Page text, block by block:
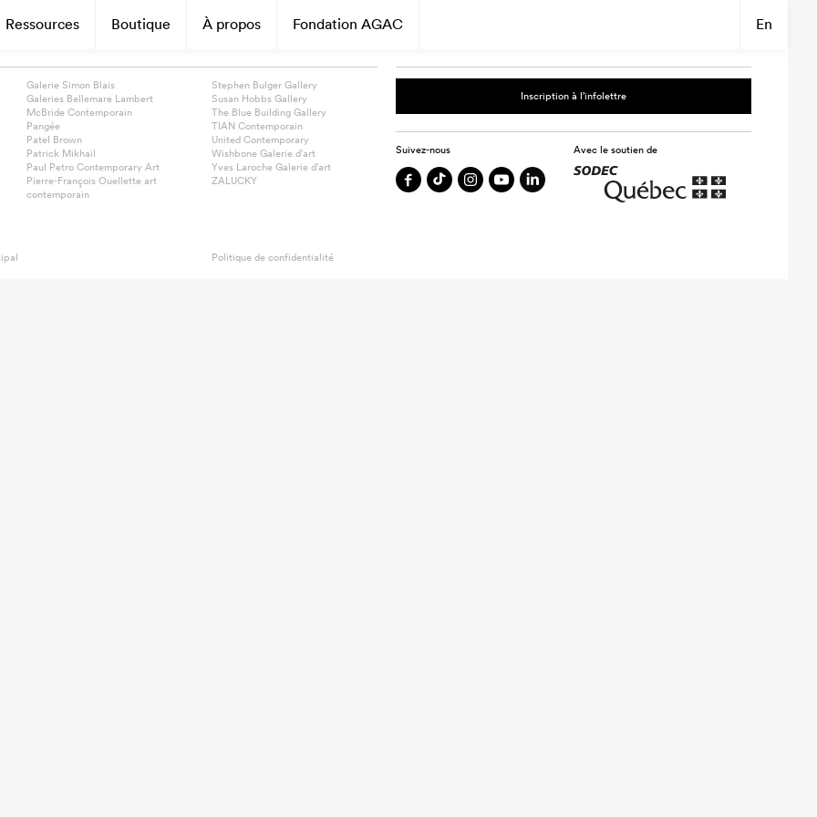
Ressources Boutique À propos Fondation AGAC En
Galerie Simon Blais
Galeries Bellemare Lambert
McBride Contemporain
Pangée
Patel Brown
Patrick Mikhail
Paul Petro Contemporary Art
Pierre-François Ouellette art
contemporain
Stephen Bulger Gallery
Susan Hobbs Gallery
The Blue Building Gallery
TIAN Contemporain
United Contemporary
Wishbone Galerie d’art
Yves Laroche Galerie d’art
ZALUCKY
Inscription à l’infolettre
Suivez-nous Avec le soutien de
Politique de confidentialité